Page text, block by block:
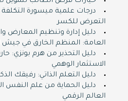
درجات علمية ميسورة التكلفة
التعرض للكسر
دليل إدارة وتنظيم المعارض
العامة: المنظم الخارق في جيش
دليل التحذير من هرم بونزي:
الاستثمار الوهمي
دليل التعلم الذاتي: رفيقك
دليل الحماية من علم النفس
العالم الرقمي